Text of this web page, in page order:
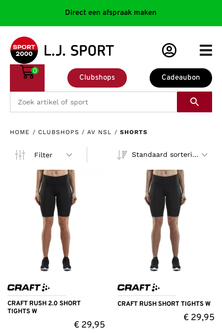
Direct een afspraak maken
Cadeaubon
Clubshops
0
HOME / CLUBSHOPS / AV NSL / SHORTS
Filter Standaard sortering
CRAFT RUSH 2.0 SHORT
TIGHTS W
€29,95
CRAFT RUSH SHORT TIGHTS W
€ 29,95